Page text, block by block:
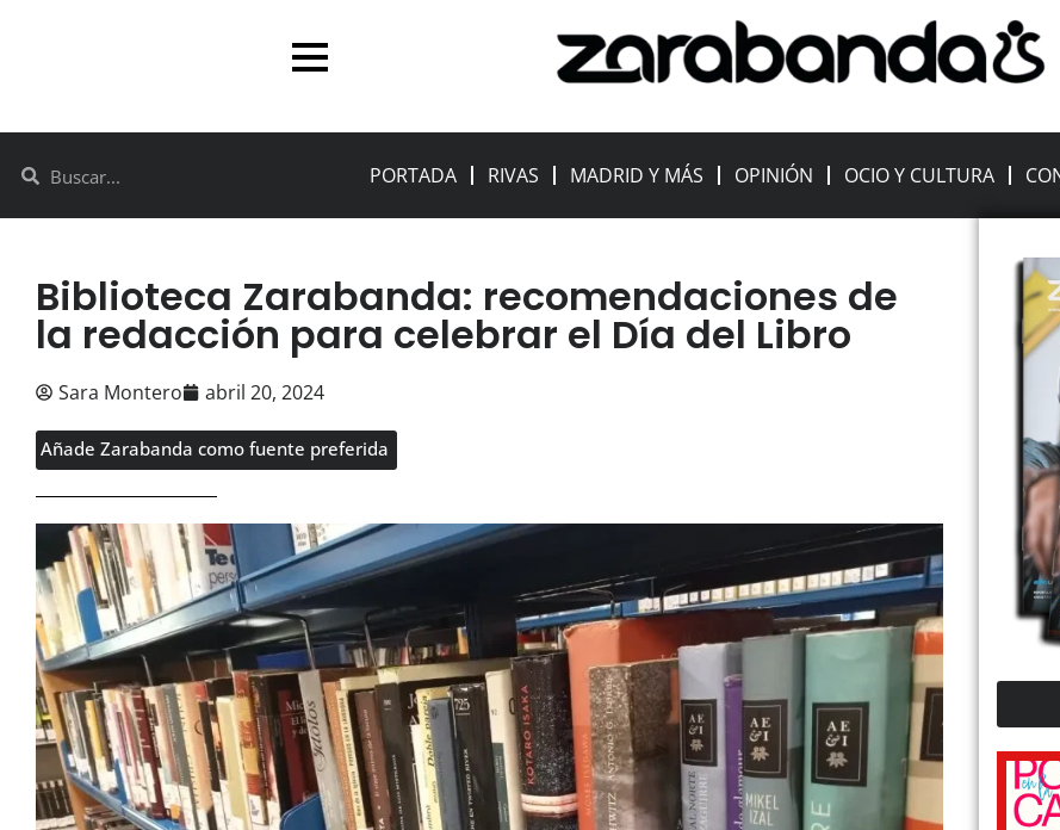
PORTADA RIVAS MADRID Y MÁS OPINIÓN OCIO Y CULTURA
Biblioteca Zarabanda: recomendaciones de
la redacción para celebrar el Día del Libro
Sara Montero abril 20, 2024
Añade Zarabanda como fuente preferida